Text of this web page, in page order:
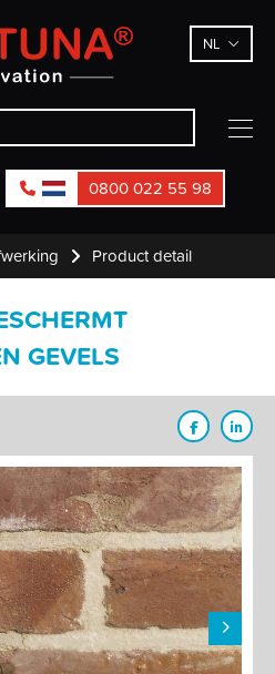
NL
0800 022 55 98
Product detail
GEVELS